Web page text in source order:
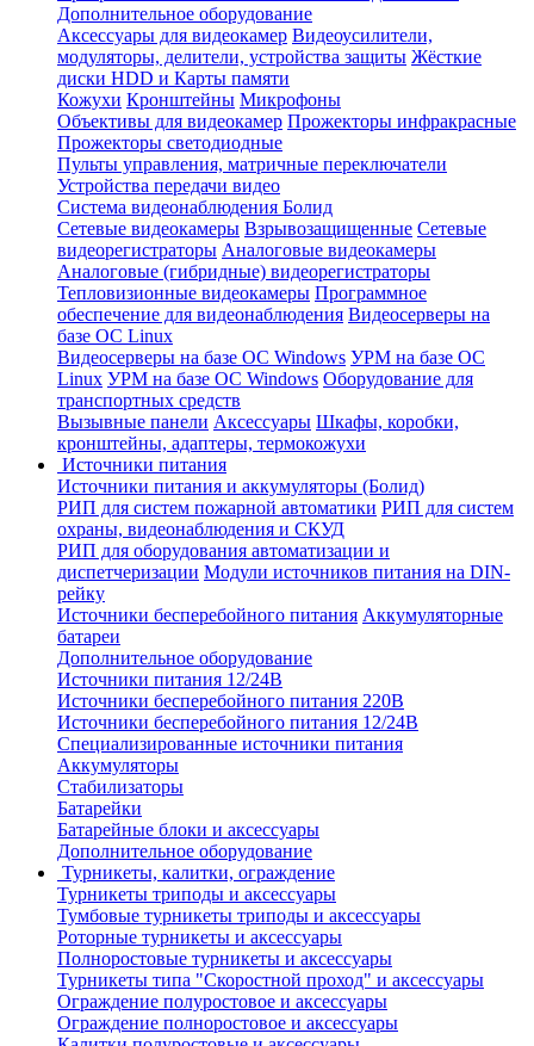
Дополнительное оборудование
Аксессуары для видеокамер Видеоусилители,
модуляторы, делители, устройства защиты Жёсткие
диски HDD и Карты памяти
Кожухи Кронштейны Микрофоны
Объективы для видеокамер Прожекторы инфракрасные
Прожекторы светодиодные
Пульты управления, матричные переключатели
Устройства передачи видео
Система видеонаблюдения Болид
Сетевые видеокамеры Взрывозащищенные Сетевые
видеорегистраторы Аналоговые видеокамеры
Аналоговые (гибридные) видеорегистраторы
Тепловизионные видеокамеры Программное
обеспечение для видеонаблюдения Видеосерверы на
базе ОС Linux
Видеосерверы на базе ОС Windows УРМ на базе ОС
Linux УРМ на базе ОС Windows Оборудование для
транспортных средств
Вызывные панели Аксессуары Шкафы, коробки,
кронштейны, адаптеры, термокожухи
Источники питания
Источники питания и аккумуляторы (Болид)
РИП для систем пожарной автоматики РИП для систем
охраны, видеонаблюдения и СКУД
РИП для оборудования автоматизации и
диспетчеризации Модули источников питания на DIN-
рейку
Источники бесперебойного питания Аккумуляторные
батареи
Дополнительное оборудование
Источники питания 12/24В
Источники бесперебойного питания 220В
Источники бесперебойного питания 12/24В
Специализированные источники питания
Аккумуляторы
Стабилизаторы
Батарейки
Батарейные блоки и аксессуары
Дополнительное оборудование
Турникеты, калитки, ограждение
Турникеты триподы и аксессуары
Тумбовые турникеты триподы и аксессуары
Роторные турникеты и аксессуары
Полноростовые турникеты и аксессуары
Турникеты типа "Скоростной проход" и аксессуары
Ограждение полуростовое и аксессуары
Ограждение полноростовое и аксессуары